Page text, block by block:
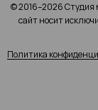
© 2016–2026
сайт носит
Политика